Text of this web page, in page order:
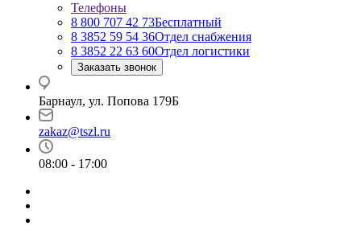
Телефоны
8 800 707 42 73Бесплатный
8 3852 59 54 36Отдел снабжения
8 3852 22 63 60Отдел логистики
Заказать звонок
Барнаул, ул. Попова 179Б
zakaz@tszl.ru
08:00 - 17:00